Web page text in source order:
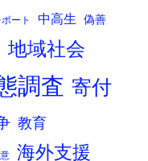
ート 中高生 偽善
地域社会
調査 寄付
教育
海外支援